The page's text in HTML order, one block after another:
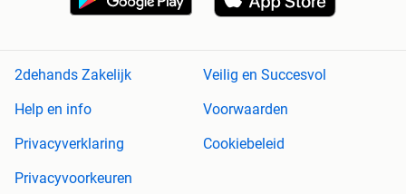
2dehands Zakelijk
Veilig en Succesvol
Help en info
Voorwaarden
Privacyverklaring
Cookiebeleid
Privacyvoorkeuren